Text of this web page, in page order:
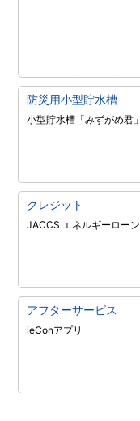
防災用小型貯水槽
小型貯水槽「みずがめ君」
クレジット
JACCS エネルギーローン
アフターサービス
ieConアプリ